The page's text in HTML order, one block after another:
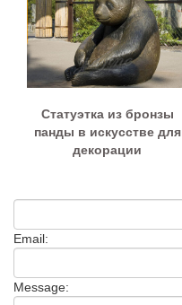
Статуэтка из бронзы
панды в искусстве для
декорации
Email:
Message: